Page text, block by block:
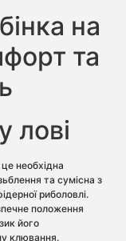
на
та
лові
необхідна
та сумісна з
риболовлі.
положення
його
клювання.